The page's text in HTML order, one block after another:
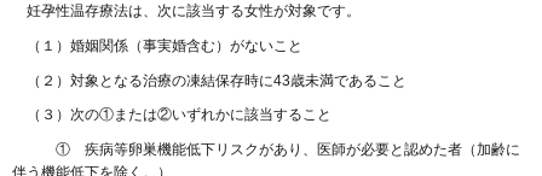
妊孕性温存療法は、次に該当する女性が対象です。
（１）婚姻関係（事実婚含む）がないこと
（２）対象となる治療の凍結保存時に43歳未満であること
（３）次の①または②いずれかに該当すること
① 疾病等卵巣機能低下リスクがあり、医師が必要と認めた者（加齢に
伴う機能低下を除く。）